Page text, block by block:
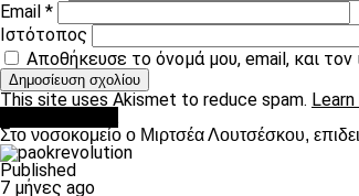
Email *
Ιστότοπος
Αποθήκευσε το όνομά μου, email, και
This site uses Akismet to reduce spam.
Στο νοσοκομείο ο Μιρτσέα Λουτσέσκου,
Published
7 μήνες ago